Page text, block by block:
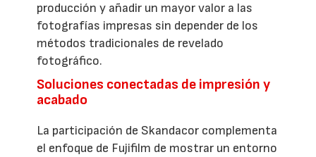
producción y añadir un mayor valor a las
fotografías impresas sin depender de los
métodos tradicionales de revelado
fotográfico.
Soluciones conectadas de impresión y
acabado
La participación de Skandacor complementa
el enfoque de Fujifilm de mostrar un entorno